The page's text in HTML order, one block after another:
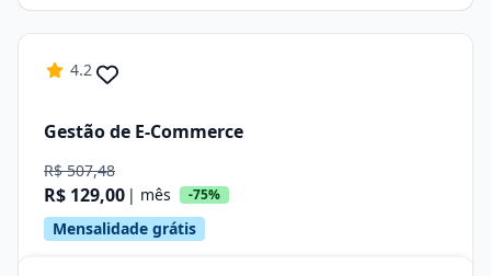
4.2
Gestão de E-Commerce
R$ 507,48
R$ 129,00 | mês -75%
Mensalidade grátis